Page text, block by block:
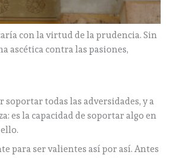
con la virtud de la prudencia. Sin
ascética contra las pasiones,
todas las adversidades, y a
es la capacidad de soportar algo en
para ser valientes así por así. Antes